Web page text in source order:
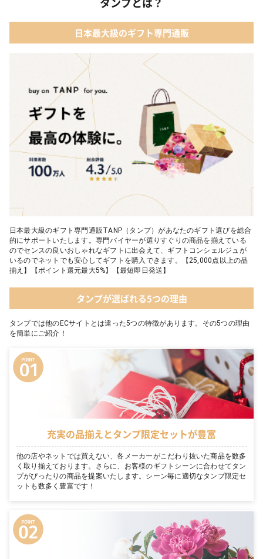
日本最大級のギフト専門通販
日本最大級のギフト専門通販TANP（タンプ）があなたのギフト選びを総合
的にサポートいたします。専門バイヤーが選りすぐりの商品を揃えている
のでセンスの良いおしゃれなギフトに出会えて、ギフトコンシェルジュが
いるのでネットでも安心してギフトを購入できます。【25,000点以上の品
揃え】【ポイント還元最大5%】【最短即日発送】
タンプが選ばれる5つの理由
タンプでは他のECサイトとは違った5つの特徴があります。その5つの理由
を簡単にご紹介！
充実の品揃えとタンプ限定セットが豊富
他の店やネットでは買えない、各メーカーがこだわり抜いた商品を数多
く取り揃えております。さらに、お客様のギフトシーンに合わせてタン
プがぴったりの商品を提案いたします。シーン毎に適切なタンプ限定セ
ットも数多く豊富です！